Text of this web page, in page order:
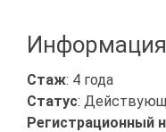
Информация
Стаж: 4 года
Статус:
Регистрационный